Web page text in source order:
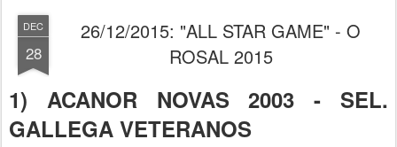
DEC
28
26/12/2015: "ALL STAR GAME" - O
ROSAL 2015
1) ACANOR NOVAS 2003 - SEL.
GALLEGA VETERANOS